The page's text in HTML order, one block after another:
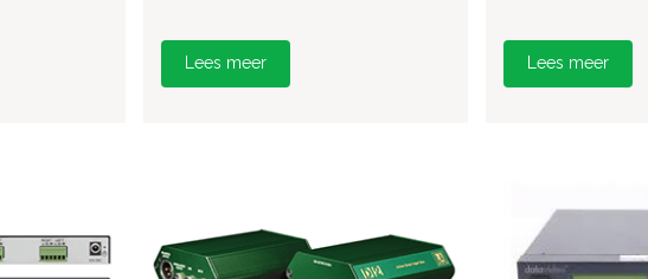
Lees meer Lees meer